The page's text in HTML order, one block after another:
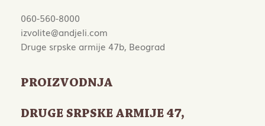
060-560-8000
izvolite@andjeli.com
Druge srpske armije 47b, Beograd
PROIZVODNJA
DRUGE SRPSKE ARMIJE 47,